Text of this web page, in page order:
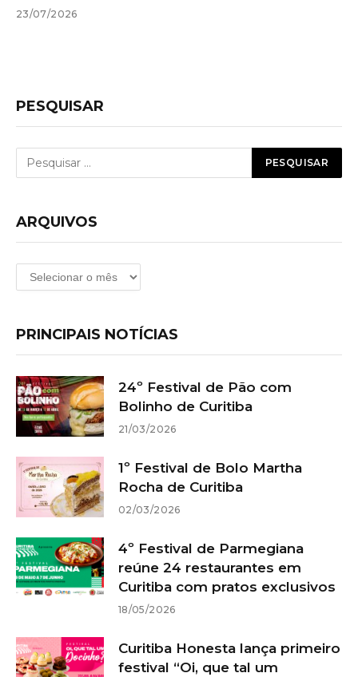
23/07/2026
PESQUISAR
ARQUIVOS
Arquivos
PRINCIPAIS NOTÍCIAS
24º Festival de Pão com
Bolinho de Curitiba
21/03/2026
1º Festival de Bolo Martha
Rocha de Curitiba
02/03/2026
4º Festival de Parmegiana
reúne 24 restaurantes em
Curitiba com pratos exclusivos
18/05/2026
Curitiba Honesta lança primeiro
festival “Oi, que tal um